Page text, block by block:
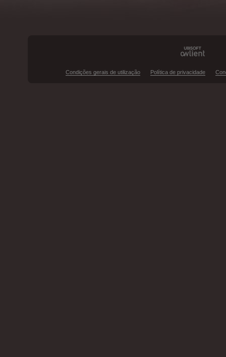
Condições gerais de utilização Política de privacidade